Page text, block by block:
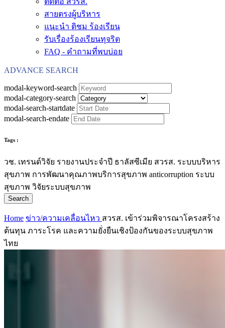
สายตรงผู้บริหาร
แนะนำ ติชม ร้องเรียน
รับเรื่องร้องเรียนทุจริต
FAQ - คำถามที่พบบ่อย
ADVANCE SEARCH
modal-keyword-search
modal-category-search
modal-search-startdate
modal-search-endate
Tags :
วช. เทรนด์วิจัย รายงานประจำปี ธาลัสซีเมีย สวรส. ระบบบริหาร
สุขภาพ การพัฒนาคุณภาพบริการสุขภาพ anticorruption ระบบ
สุขภาพ วิจัยระบบสุขภาพ
Search
Home ข่าว/ความเคลื่อนไหว สวรส. เข้าร่วมพิจารณาโครงสร้าง
ต้นทุน ภาระโรค และความยั่งยืนเชิงป้องกันของระบบสุขภาพ
ไทย